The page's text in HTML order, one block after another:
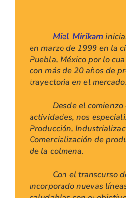
Miel Mirikam
en marzo de 1999 en la
Puebla, México por lo
con más de 20 años de
trayectoria en el mercado.
Desde el
actividades, nos
Producción,
Comercialización de
de la colmena.
Con el transcurso
incorporado nuevas